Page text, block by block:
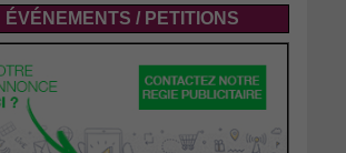
ÉVÉNEMENTS / PETITIONS